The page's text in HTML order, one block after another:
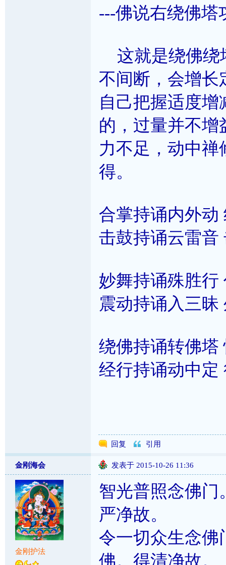
---佛说右绕佛塔
这就是绕佛绕
不间断，会增长
自己把握适度
的，过量并不增
力不足，动中
得。
合掌持诵内外动
击鼓持诵云雷音
妙舞持诵殊胜行
震动持诵入三昧
绕佛持诵转佛塔
经行持诵动中定
回复 引用
金刚海会
金刚护法
发表于 2015-10-26 11:36
智光普照念佛门
严净故。
令一切众生念佛
佛。得清净故。